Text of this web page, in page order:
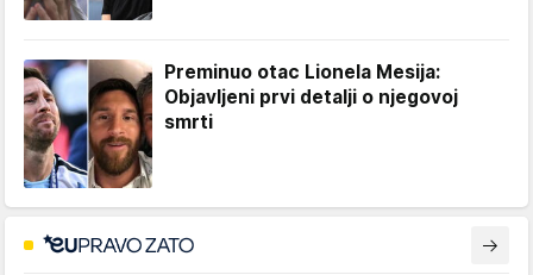
Preminuo otac Lionela Mesija:
Objavljeni prvi detalji o njegovoj
smrti